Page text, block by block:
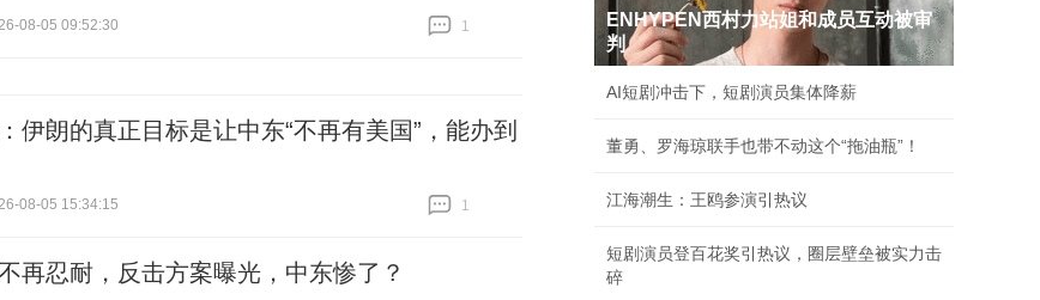
08-05 09:52:30
1
伊朗的真正目标是让中东“不再有美国”，能办到
08-05 15:34:15
1
再忍耐，反击方案曝光，中东惨了？
ENHYPEN西村力站姐和成员互动被审
判
AI短剧冲击下，短剧演员集体降薪
董勇、罗海琼联手也带不动这个“拖油瓶”！
江海潮生：王鸥参演引热议
短剧演员登百花奖引热议，圈层壁垒被实力击
碎